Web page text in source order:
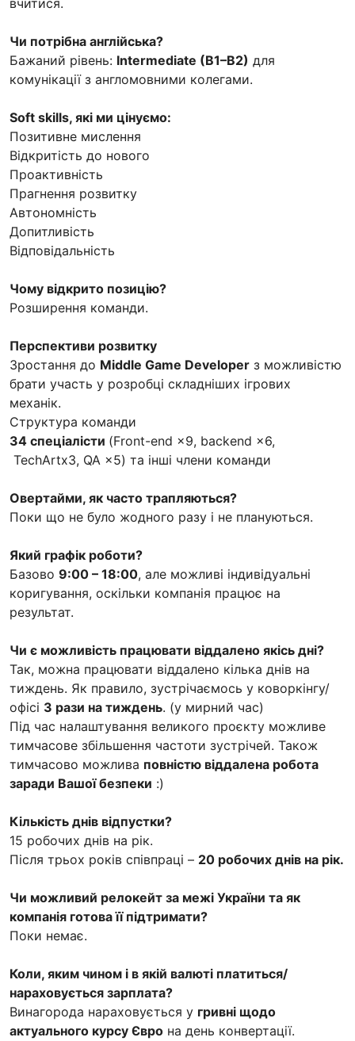
вчитися.
Чи потрібна англійська?
Бажаний рівень: Intermediate (B1–B2) для
комунікації з англомовними колегами.
Soft skills, які ми цінуємо:
Позитивне мислення
Відкритість до нового
Проактивність
Прагнення розвитку
Автономність
Допитливість
Відповідальність
Чому відкрито позицію?
Розширення команди.
Перспективи розвитку
Зростання до Middle Game Developer з можливістю
брати участь у розробці складніших ігрових
механік.
Структура команди
34 спеціалісти (Front-end ×9, backend ×6,
TechArtх3, QA ×5) та інші члени команди
Овертайми, як часто трапляються?
Поки що не було жодного разу і не плануються.
Який графік роботи?
Базово 9:00 – 18:00, але можливі індивідуальні
коригування, оскільки компанія працює на
результат.
Чи є можливість працювати віддалено якісь дні?
Так, можна працювати віддалено кілька днів на
тиждень. Як правило, зустрічаємось у коворкінгу/
офісі 3 рази на тиждень. (у мирний час)
Під час налаштування великого проєкту можливе
тимчасове збільшення частоти зустрічей. Також
тимчасово можлива повністю віддалена робота
заради Вашої безпеки :)
Кількість днів відпустки?
15 робочих днів на рік.
Після трьох років співпраці – 20 робочих днів на рік.
Чи можливий релокейт за межі України та як
компанія готова її підтримати?
Поки немає.
Коли, яким чином і в якій валюті платиться/
нараховується зарплата?
Винагорода нараховується у гривні щодо
актуального курсу Євро на день конвертації.